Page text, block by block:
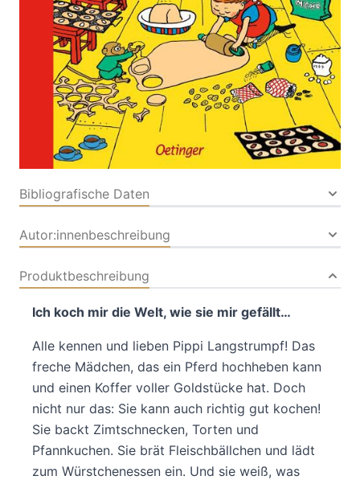
Verlag: Oetinger 14.07.2023
Buch 48 Seiten
Hardcover
ISBN: 978-3-
75120354-8
Inhaltsverzeichnis
Bibliografische Daten
Autor:innenbeschreibung
Produktbeschreibung
Ich koch mir die Welt, wie sie mir gefällt…
Alle kennen und lieben Pippi Langstrumpf! Das
freche Mädchen, das ein Pferd hochheben kann
und einen Koffer voller Goldstücke hat. Doch
nicht nur das: Sie kann auch richtig gut kochen!
Sie backt Zimtschnecken, Torten und
Pfannkuchen. Sie brät Fleischbällchen und lädt
zum Würstchenessen ein. Und sie weiß, was